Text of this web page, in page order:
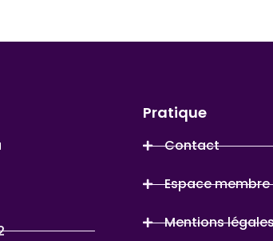
Pratique
Contact
Espace membre
Mentions